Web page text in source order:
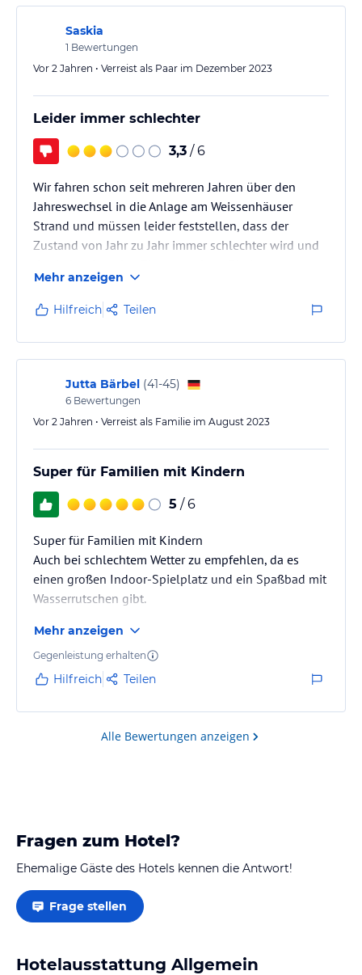
Saskia
1 Bewertungen
Vor 2 Jahren • Verreist als Paar im Dezember 2023
Leider immer schlechter
3,3 / 6
Wir fahren schon seit mehreren Jahren über den
Jahreswechsel in die Anlage am Weissenhäuser
Strand und müssen leider feststellen, dass der
Zustand von Jahr zu Jahr immer schlechter wird und
bedürfen dringend einer Generalüberholung.
Mehr anzeigen
Hilfreich Teilen
Jutta Bärbel (41-45)
6 Bewertungen
Vor 2 Jahren • Verreist als Familie im August 2023
Super für Familien mit Kindern
5 / 6
Super für Familien mit Kindern
Auch bei schlechtem Wetter zu empfehlen, da es
einen großen Indoor-Spielplatz und ein Spaßbad mit
Wasserrutschen gibt.
Mehr anzeigen
Gegenleistung erhalten
Hilfreich Teilen
Alle Bewertungen anzeigen
Fragen zum Hotel?
Ehemalige Gäste des Hotels kennen die Antwort!
Frage stellen
Hotelausstattung Allgemein